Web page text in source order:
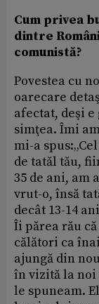
Cum privea
dintre
comunistă?
Povestea cu
oarecare
afectat, deşi e
simţea. Îmi
mi-a
de tatăl tău,
35 de ani, am
vrut-o, însă
decât 13-14
Îi părea rău
călători ca
ajungă din
în vizită la noi
le spuneam.